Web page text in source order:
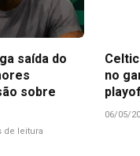
saída do
sobre
de leitura
no
06/05/